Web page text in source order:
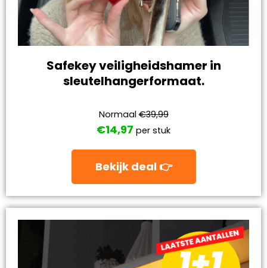
Safekey veiligheidshamer in
sleutelhangerformaat.
Normaal€39,99
€14,97 per stuk
Bekijk deal 👉